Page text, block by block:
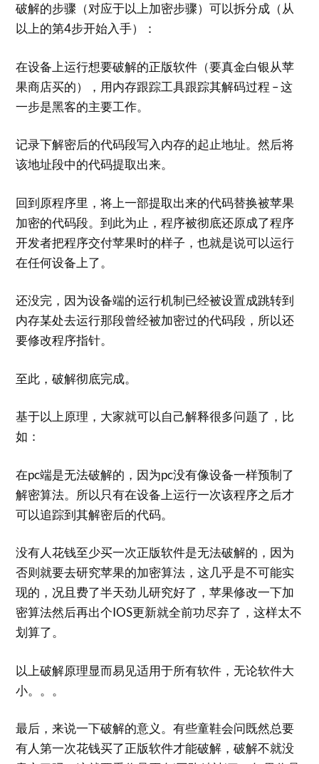
破解的步骤（对应于以上加密步骤）可以拆分成（从
以上的第4步开始入手）：
在设备上运行想要破解的正版软件（要真金白银从苹
果商店买的），用内存跟踪工具跟踪其解码过程 – 这
一步是黑客的主要工作。
记录下解密后的代码段写入内存的起止地址。然后将
该地址段中的代码提取出来。
回到原程序里，将上一部提取出来的代码替换被苹果
加密的代码段。到此为止，程序被彻底还原成了程序
开发者把程序交付苹果时的样子，也就是说可以运行
在任何设备上了。
还没完，因为设备端的运行机制已经被设置成跳转到
内存某处去运行那段曾经被加密过的代码段，所以还
要修改程序指针。
至此，破解彻底完成。
基于以上原理，大家就可以自己解释很多问题了，比
如：
在pc端是无法破解的，因为pc没有像设备一样预制了
解密算法。所以只有在设备上运行一次该程序之后才
可以追踪到其解密后的代码。
没有人花钱至少买一次正版软件是无法破解的，因为
否则就要去研究苹果的加密算法，这几乎是不可能实
现的，况且费了半天劲儿研究好了，苹果修改一下加
密算法然后再出个IOS更新就全前功尽弃了，这样太不
划算了。
以上破解原理显而易见适用于所有软件，无论软件大
小。。。
最后，来说一下破解的意义。有些童鞋会问既然总要
有人第一次花钱买了正版软件才能破解，破解不就没